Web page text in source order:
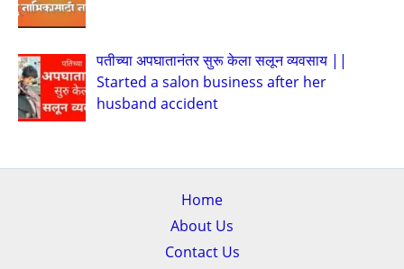
पतीच्या अपघातानंतर सुरू केला सलून व्यवसाय ||
Started a salon business after her
husband accident
Home
About Us
Contact Us